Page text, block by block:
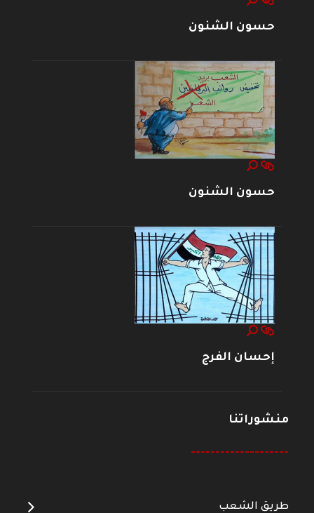
حسون الشنون
حسون الشنون
إحسان الفرج
منشوراتنا
--------------------
طريق الشعب